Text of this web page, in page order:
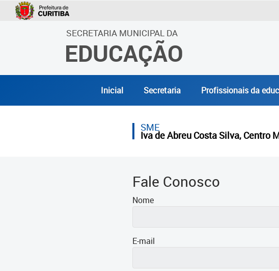
SECRETARIA MUNICIPAL DA
EDUCAÇÃO
Inicial Secretaria Profissionais da
SME
Iva de Abreu Costa Silva,
Fale Conosco
Nome
E-mail